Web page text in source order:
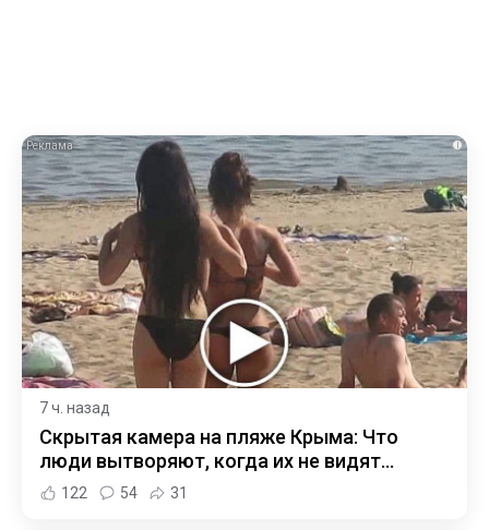
i
7 ч. назад
Скрытая камера на пляже Крыма: Что
люди вытворяют, когда их не видят...
122 54 31